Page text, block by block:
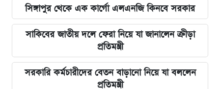
সিঙ্গাপুর থেকে এক কার্গো এলএনজি কিনবে সরকার
সাকিবের জাতীয় দলে ফেরা নিয়ে যা জানালেন ক্রীড়া
প্রতিমন্ত্রী
সরকারি কর্মচারীদের বেতন বাড়ানো নিয়ে যা বললেন
প্রতিমন্ত্রী